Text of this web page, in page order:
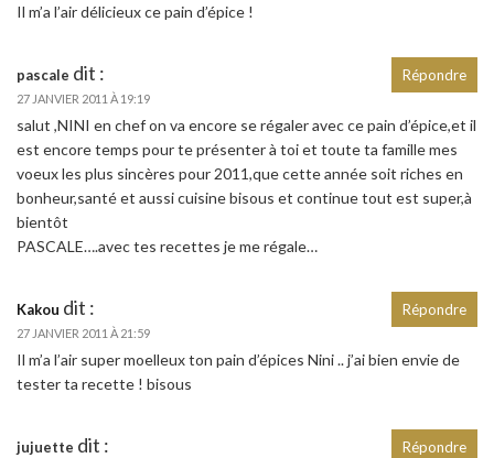
Il m’a l’air délicieux ce pain d’épice !
pascale dit :
27 JANVIER 2011 À 19:19
salut ,NINI en chef on va encore se régaler avec ce pain d’épice,et il
est encore temps pour te présenter à toi et toute ta famille mes
voeux les plus sincères pour 2011,que cette année soit riches en
bonheur,santé et aussi cuisine bisous et continue tout est super,à
bientôt
PASCALE….avec tes recettes je me régale…
Répondre
Kakou dit :
27 JANVIER 2011 À 21:59
Il m’a l’air super moelleux ton pain d’épices Nini .. j’ai bien envie de
tester ta recette ! bisous
Répondre
jujuette dit : Répondre